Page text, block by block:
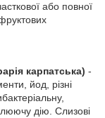
або повної
карпатська) -
йод, різні
дію. Слизові